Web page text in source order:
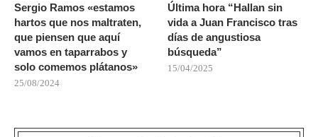
Sergio Ramos «estamos
hartos que nos maltraten,
que piensen que aquí
vamos en taparrabos y
solo comemos plátanos»
25/08/2024
Última hora “Hallan sin
vida a Juan Francisco tras
días de angustiosa
búsqueda”
15/04/2025